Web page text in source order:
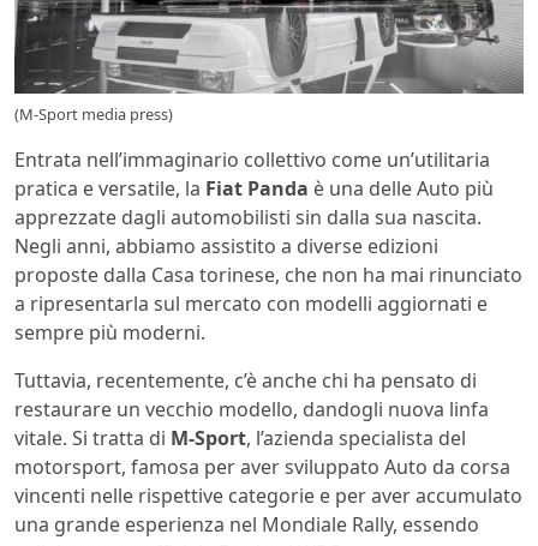
(M-Sport media press)
Entrata nell’immaginario collettivo come un’utilitaria
pratica e versatile, la Fiat Panda è una delle Auto più
apprezzate dagli automobilisti sin dalla sua nascita.
Negli anni, abbiamo assistito a diverse edizioni
proposte dalla Casa torinese, che non ha mai rinunciato
a ripresentarla sul mercato con modelli aggiornati e
sempre più moderni.
Tuttavia, recentemente, c’è anche chi ha pensato di
restaurare un vecchio modello, dandogli nuova linfa
vitale. Si tratta di M-Sport, l’azienda specialista del
motorsport, famosa per aver sviluppato Auto da corsa
vincenti nelle rispettive categorie e per aver accumulato
una grande esperienza nel Mondiale Rally, essendo